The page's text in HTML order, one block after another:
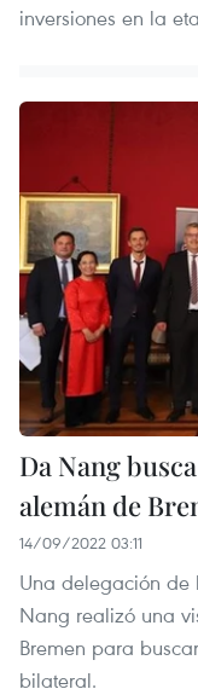
inversiones en la
Da Nang
alemán de
14/09/2022 03:11
Una delegación
Nang realizó una
Bremen para
bilateral.